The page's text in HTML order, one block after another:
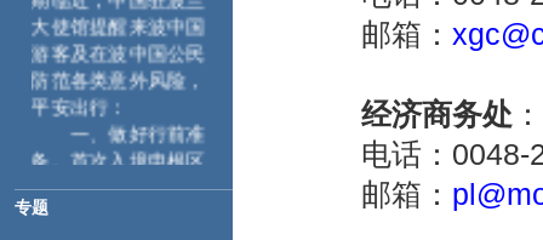
大使馆提醒来波中国
游客及在波中国公民
防范各类意外风险，
平安出行：
做好行前准
备。首次入境申根区
部图像等生物信息，
专题
邮箱：
经济商务处
电话：0048-
邮箱：